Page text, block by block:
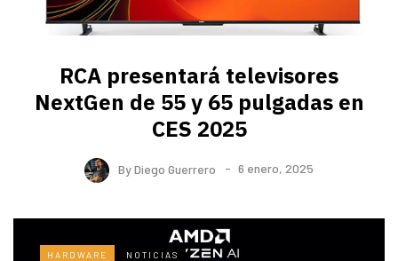
RCA presentará televisores
NextGen de 55 y 65 pulgadas en
CES 2025
ByDiego Guerrero 6 enero, 2025
HARDWARE NOTICIAS